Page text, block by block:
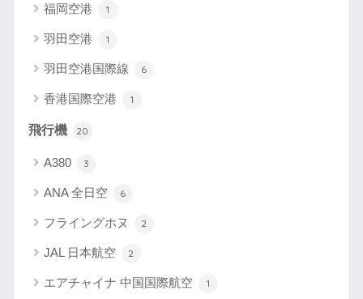
福岡空港 1
羽田空港 1
羽田空港国際線 6
香港国際空港 1
飛行機 20
A380 3
ANA 全日空 6
フライングホヌ 2
JAL 日本航空 2
エアチャイナ 中国国際航空 1